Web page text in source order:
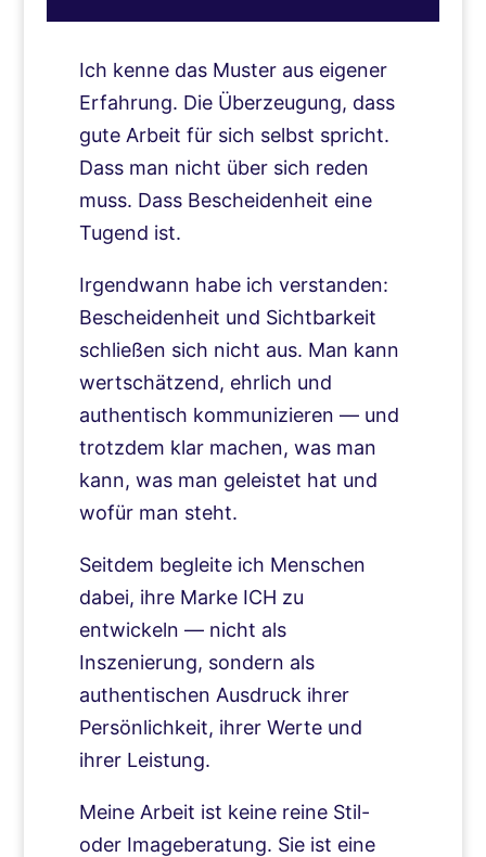
Ich kenne das Muster aus eigener
Erfahrung. Die Überzeugung, dass
gute Arbeit für sich selbst spricht.
Dass man nicht über sich reden
muss. Dass Bescheidenheit eine
Tugend ist.
Irgendwann habe ich verstanden:
Bescheidenheit und Sichtbarkeit
schließen sich nicht aus. Man kann
wertschätzend, ehrlich und
authentisch kommunizieren — und
trotzdem klar machen, was man
kann, was man geleistet hat und
wofür man steht.
Seitdem begleite ich Menschen
dabei, ihre Marke ICH zu
entwickeln — nicht als
Inszenierung, sondern als
authentischen Ausdruck ihrer
Persönlichkeit, ihrer Werte und
ihrer Leistung.
Meine Arbeit ist keine reine Stil-
oder Imageberatung. Sie ist eine